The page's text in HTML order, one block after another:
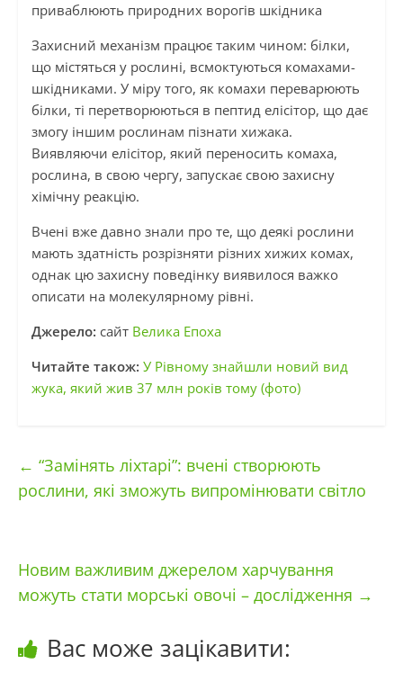
приваблюють природних ворогів шкідника
Захисний механізм працює таким чином: білки,
що містяться у рослині, всмоктуються комахами-
шкідниками. У міру того, як комахи переварюють
білки, ті перетворюються в пептид елісітор, що дає
змогу іншим рослинам пізнати хижака.
Виявляючи елісітор, який переносить комаха,
рослина, в свою чергу, запускає свою захисну
хімічну реакцію.
Вчені вже давно знали про те, що деякі рослини
мають здатність розрізняти різних хижих комах,
однак цю захисну поведінку виявилося важко
описати на молекулярному рівні.
Джерело: сайт Велика Епоха
Читайте також: У Рівному знайшли новий вид
жука, який жив 37 млн років тому (фото)
← “Замінять ліхтарі”: вчені створюють
рослини, які зможуть випромінювати світло
Новим важливим джерелом харчування
можуть стати морські овочі – дослідження →
Вас може зацікавити: